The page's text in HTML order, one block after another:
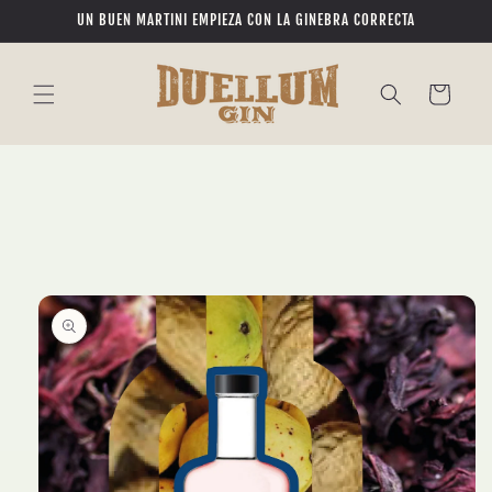
directamente
al contenido
UN BUEN MARTINI EMPIEZA CON LA GINEBRA CORRECTA
Carrito